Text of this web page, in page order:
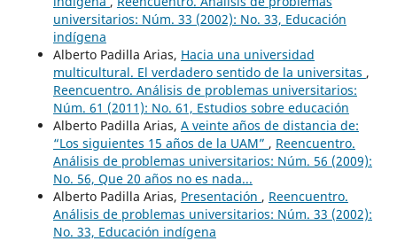
universitarios: Núm. 33 (2002): No. 33, Educación
indígena
Alberto Padilla Arias, Hacia una universidad
multicultural. El verdadero sentido de la universitas ,
Reencuentro. Análisis de problemas universitarios:
Núm. 61 (2011): No. 61, Estudios sobre educación
Alberto Padilla Arias, A veinte años de distancia de:
“Los siguientes 15 años de la UAM” , Reencuentro.
Análisis de problemas universitarios: Núm. 56 (2009):
No. 56, Que 20 años no es nada...
Alberto Padilla Arias, Presentación , Reencuentro.
Análisis de problemas universitarios: Núm. 33 (2002):
No. 33, Educación indígena